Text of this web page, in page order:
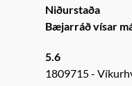
Niðurstaða
Bæjarráð vísar
5.6
1809715